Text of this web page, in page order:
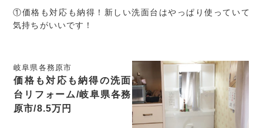
①価格も対応も納得！新しい洗面台はやっぱり使っていて
気持ちがいいです！
岐阜県各務原市
価格も対応も納得の洗面
台リフォーム/岐阜県各務
原市/8.5万円